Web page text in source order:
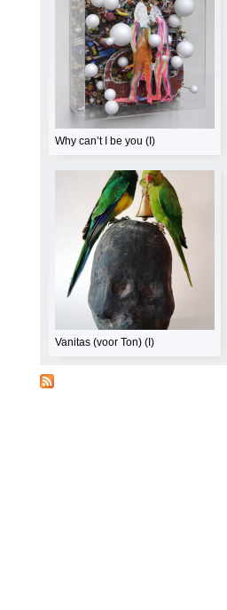
Why can’t I be you (I)
Vanitas (voor Ton) (I)